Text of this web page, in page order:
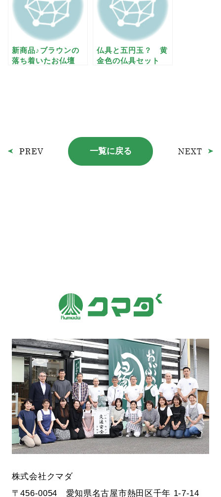
新商品♪ブラウンの
落ち着いたお仏壇
仏具と五円玉？ 黄
金色の仏具セット
一覧に戻る
株式会社クマダ
〒456-0054 愛知県名古屋市熱田区千年 1-7-14